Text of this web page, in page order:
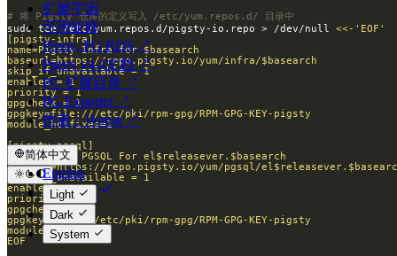
扩展宇宙
可用矩阵
Pigsty, PG RDS ↗
Pigsty v4.4文档 ↗
PG 扩展目录 ↗
PG Exporter ↗
作者：Vonng ↗
简体中文
English
简体中文
Light
Dark
System
# 将 Pigsty 仓库的定义写入 /etc/yum.repos.d/ 目录中
sudo tee /etc/yum.repos.d/pigsty-io.repo > /dev/null
EOF